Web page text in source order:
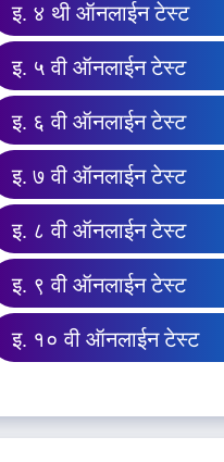
इ. ४ थी ऑनलाईन टेस्ट
इ. ५ वी ऑनलाईन टेस्ट
इ. ६ वी ऑनलाईन टेस्ट
इ. ७ वी ऑनलाईन टेस्ट
इ. ८ वी ऑनलाईन टेस्ट
इ. ९ वी ऑनलाईन टेस्ट
इ. १० वी ऑनलाईन टेस्ट